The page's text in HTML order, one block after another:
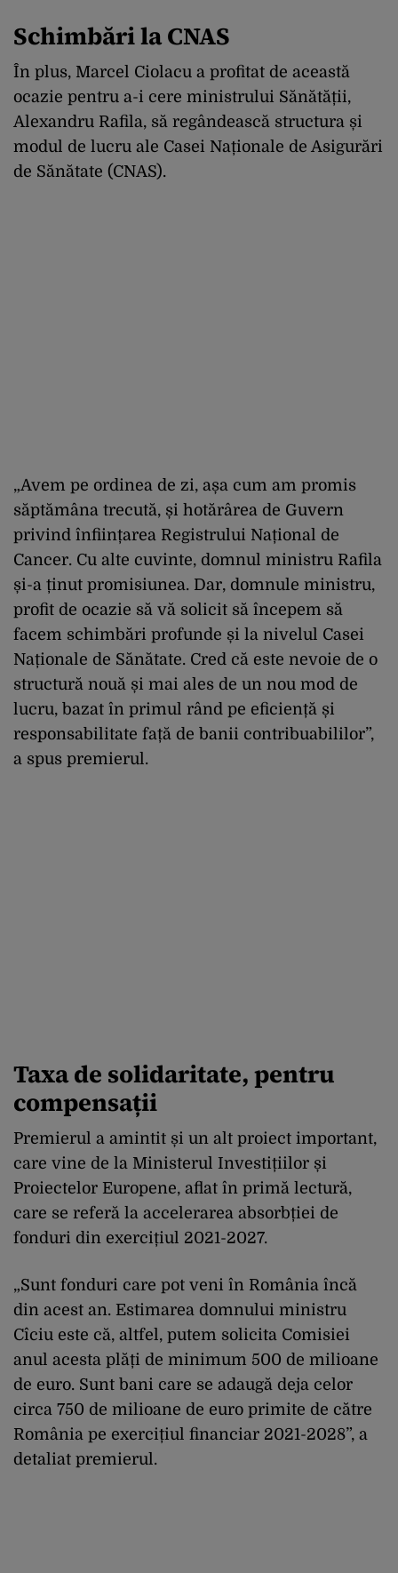
Schimbări la CNAS
În plus, Marcel Ciolacu a profitat de această
ocazie pentru a-i cere ministrului Sănătății,
Alexandru Rafila, să regândească structura și
modul de lucru ale Casei Naționale de Asigurări
de Sănătate (CNAS).
„Avem pe ordinea de zi, așa cum am promis
săptămâna trecută, și hotărârea de Guvern
privind înființarea Registrului Național de
Cancer. Cu alte cuvinte, domnul ministru Rafila
și-a ținut promisiunea. Dar, domnule ministru,
profit de ocazie să vă solicit să începem să
facem schimbări profunde și la nivelul Casei
Naționale de Sănătate. Cred că este nevoie de o
structură nouă și mai ales de un nou mod de
lucru, bazat în primul rând pe eficiență și
responsabilitate față de banii contribuabililor”,
a spus premierul.
Taxa de solidaritate, pentru
compensații
Premierul a amintit și un alt proiect important,
care vine de la Ministerul Investițiilor și
Proiectelor Europene, aflat în primă lectură,
care se referă la accelerarea absorbției de
fonduri din exercițiul 2021-2027.
„Sunt fonduri care pot veni în România încă
din acest an. Estimarea domnului ministru
Cîciu este că, altfel, putem solicita Comisiei
anul acesta plăți de minimum 500 de milioane
de euro. Sunt bani care se adaugă deja celor
circa 750 de milioane de euro primite de către
România pe exercițiul financiar 2021-2028”, a
detaliat premierul.